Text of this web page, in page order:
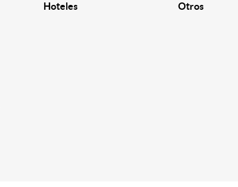
Hoteles Otros